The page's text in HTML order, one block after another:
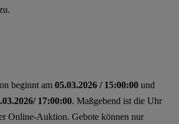
beginnt am 05.03.2026 / 15:00:00 und
17:00:00. Maßgebend ist die Uhr
Online-Auktion. Gebote können nur